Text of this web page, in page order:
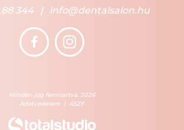
88 344 | info@dentalsalon.hu
Minden jog fenntartva. 2026
Adatvédelem | ÁSZF